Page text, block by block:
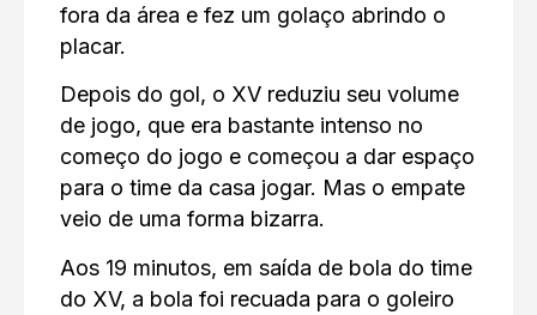
fora da área e fez um golaço abrindo o
placar.
Depois do gol, o XV reduziu seu volume
de jogo, que era bastante intenso no
começo do jogo e começou a dar espaço
para o time da casa jogar. Mas o empate
veio de uma forma bizarra.
Aos 19 minutos, em saída de bola do time
do XV, a bola foi recuada para o goleiro